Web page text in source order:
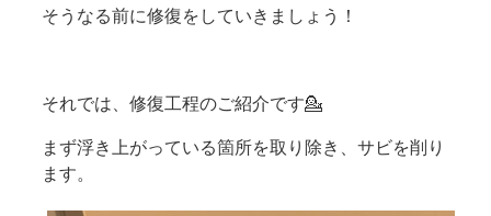
そうなる前に修復をしていきましょう！
それでは、修復工程のご紹介です💁
まず浮き上がっている箇所を取り除き、サビを削り
ます。